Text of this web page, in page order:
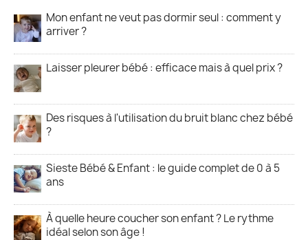
Mon enfant ne veut pas dormir seul : comment y
arriver ?
Laisser pleurer bébé : efficace mais à quel prix ?
Des risques à l'utilisation du bruit blanc chez bébé
?
Sieste Bébé & Enfant : le guide complet de 0 à 5
ans
À quelle heure coucher son enfant ? Le rythme
idéal selon son âge !